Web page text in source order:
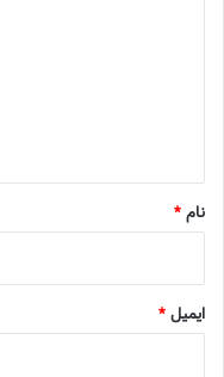
نام*
ایمیل*